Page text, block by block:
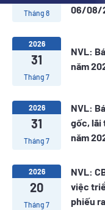
Tháng 8
06/08/
2026
31
Tháng 7
NVL:
năm
2026
31
Tháng 7
NVL:
gốc, lãi
năm
2026
20
Tháng 7
NVL:
việc
phiếu